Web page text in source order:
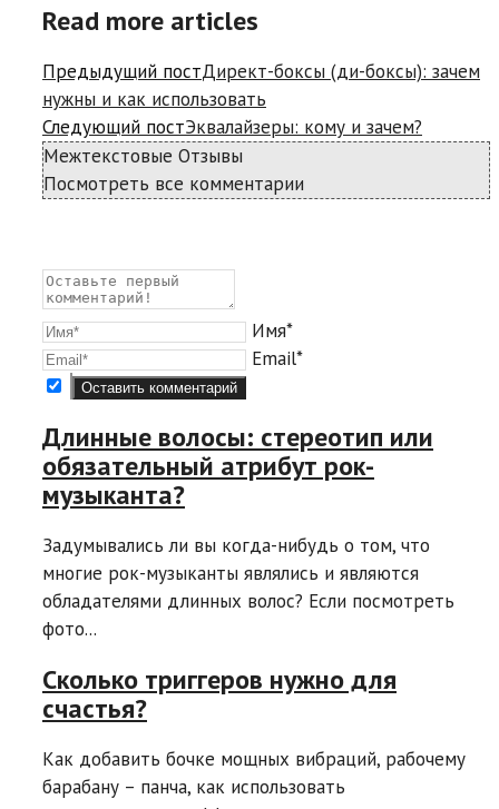
Read more articles
Предыдущий постДирект-боксы (ди-боксы): зачем
нужны и как использовать
Следующий постЭквалайзеры: кому и зачем?
Межтекстовые Отзывы
Посмотреть все комментарии
Имя*
Email*
Длинные волосы: стереотип или
обязательный атрибут рок-
музыканта?
Задумывались ли вы когда-нибудь о том, что
многие рок-музыканты являлись и являются
обладателями длинных волос? Если посмотреть
фото...
Сколько триггеров нужно для
счастья?
Как добавить бочке мощных вибраций, рабочему
барабану – панча, как использовать